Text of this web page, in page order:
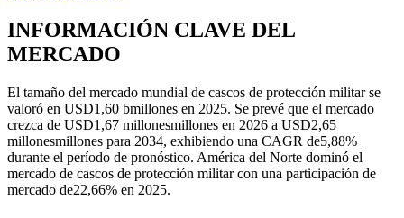
INFORMACIÓN CLAVE DEL
MERCADO
El tamaño del mercado mundial de cascos de protección militar se
valoró en USD1,60 bmillones en 2025. Se prevé que el mercado
crezca de USD1,67 millonesmillones en 2026 a USD2,65
millonesmillones para 2034, exhibiendo una CAGR de5,88%
durante el período de pronóstico. América del Norte dominó el
mercado de cascos de protección militar con una participación de
mercado de22,66% en 2025.